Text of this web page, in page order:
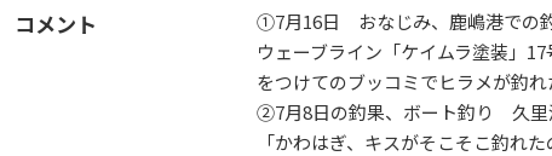
コメント
①7月16日 おなじみ、鹿嶋港での
ウェーブライン「ケイムラ塗装」
をつけてのブッコミでヒラメが釣
②7月8日の釣果、ボート釣り 久里
「かわはぎ、キスがそこそこ釣れ